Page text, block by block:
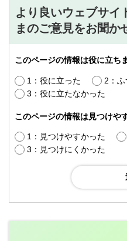
より良いウェブサイ
まのご意見をお聞か
このページの情報は役に立ち
1：役に立った
2：ふ
3：役に立たなかった
このページの情報は見つけや
1：見つけやすかった
3：見つけにくかった